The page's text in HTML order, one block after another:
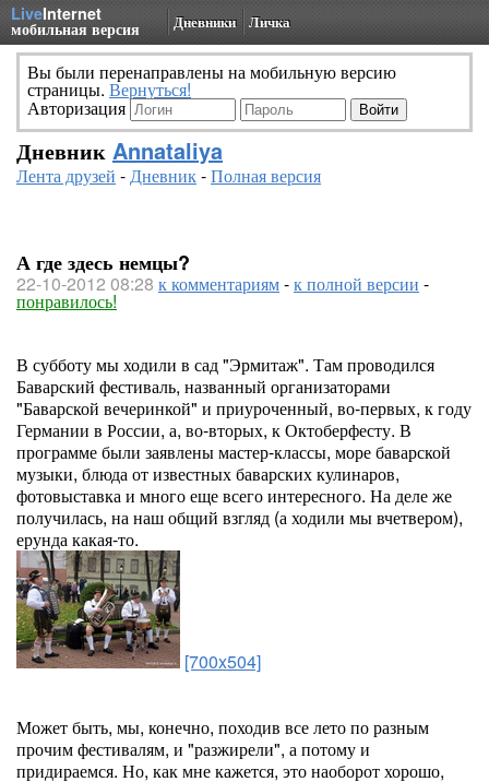
LiveInternet
мобильная версия Дневники Личка
Вы были перенаправлены на мобильную версию
страницы. Вернуться!
Авторизация
Дневник Annataliya
Лента друзей -Дневник-Полная версия
А где здесь немцы?
22-10-2012 08:28 к комментариям-к полной версии -
понравилось!
В субботу мы ходили в сад "Эрмитаж". Там проводился
Баварский фестиваль, названный организаторами
"Баварской вечеринкой" и приуроченный, во-первых, к году
Германии в России, а, во-вторых, к Октоберфесту. В
программе были заявлены мастер-классы, море баварской
музыки, блюда от известных баварских кулинаров,
фотовыставка и много еще всего интересного. На деле же
получилась, на наш общий взгляд (а ходили мы вчетвером),
ерунда какая-то.
[700x504]
Может быть, мы, конечно, походив все лето по разным
прочим фестивалям, и "разжирели", а потому и
придираемся. Но, как мне кажется, это наоборот хорошо,